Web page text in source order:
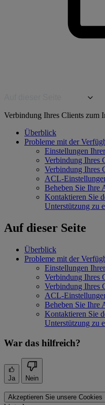
Verbindung Ihres Clients zum
Überblick
Probleme mit der
Einstellungen
Verbindung Ihres
Verbindung Ihres
ACL-
Beheben Sie Ihre
Kontaktieren Sie
Unterstützung zu
Auf dieser Seite
Überblick
Probleme mit der
Einstellungen
Verbindung Ihres
Verbindung Ihres
ACL-
Beheben Sie Ihre
Kontaktieren Sie
Unterstützung zu
War das hilfreich?
Ja Nein
Akzeptieren Sie unsere Cookies